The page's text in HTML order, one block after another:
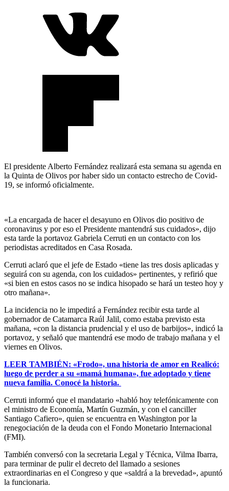
El presidente Alberto Fernández realizará esta semana su agenda en
la Quinta de Olivos por haber sido un contacto estrecho de Covid-
19, se informó oficialmente.
«La encargada de hacer el desayuno en Olivos dio positivo de
coronavirus y por eso el Presidente mantendrá sus cuidados», dijo
esta tarde la portavoz Gabriela Cerruti en un contacto con los
periodistas acreditados en Casa Rosada.
Cerruti aclaró que el jefe de Estado «tiene las tres dosis aplicadas y
seguirá con su agenda, con los cuidados» pertinentes, y refirió que
«si bien en estos casos no se indica hisopado se hará un testeo hoy y
otro mañana».
La incidencia no le impedirá a Fernández recibir esta tarde al
gobernador de Catamarca Raúl Jalil, como estaba previsto esta
mañana, «con la distancia prudencial y el uso de barbijos», indicó la
portavoz, y señaló que mantendrá ese modo de trabajo mañana y el
viernes en Olivos.
LEER TAMBIÉN: «Frodo», una historia de amor en Realicó:
luego de perder a su «mamá humana», fue adoptado y tiene
nueva familia. Conocé la historia.
Cerruti informó que el mandatario «habló hoy telefónicamente con
el ministro de Economía, Martín Guzmán, y con el canciller
Santiago Cafiero», quien se encuentra en Washington por la
renegociación de la deuda con el Fondo Monetario Internacional
(FMI).
También conversó con la secretaria Legal y Técnica, Vilma Ibarra,
para terminar de pulir el decreto del llamado a sesiones
extraordinarias en el Congreso y que «saldrá a la brevedad», apuntó
la funcionaria.